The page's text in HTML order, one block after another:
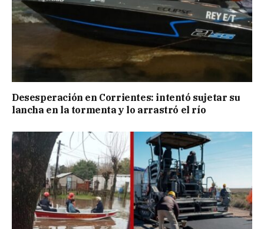
Desesperación en Corrientes: intentó sujetar su
lancha en la tormenta y lo arrastró el río